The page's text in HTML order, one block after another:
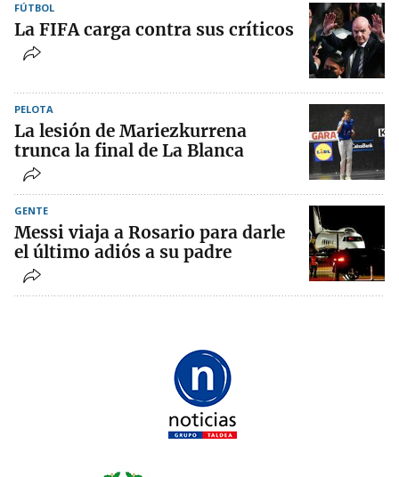
FÚTBOL
La FIFA carga contra sus críticos
PELOTA
La lesión de Mariezkurrena
trunca la final de La Blanca
GENTE
Messi viaja a Rosario para darle
el último adiós a su padre